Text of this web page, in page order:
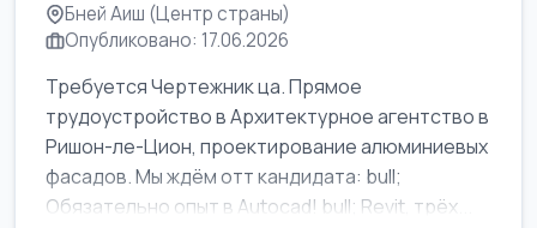
Бней Аиш (Центр страны)
Опубликовано: 17.06.2026
Требуется Чертежник ца. Прямое
трудоустройство в Архитектурное агентство в
Ришон-ле-Цион, проектирование алюминиевых
фасадов. Мы ждём отт кандидата: bull;
Обязательно опыт в Autocad! bull; Revit, трёх...